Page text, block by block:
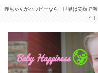
赤ちゃんがハッピーなら、世界は笑顔で
イ